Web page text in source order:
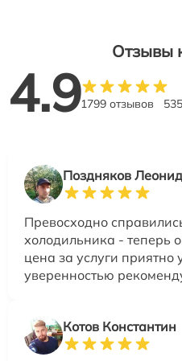
Отзывы
4.91799 отзывов
Поздняков Леонид
Превосходно
холодильника - теперь
цена за услуги приятно
уверенностью
Котов Константин